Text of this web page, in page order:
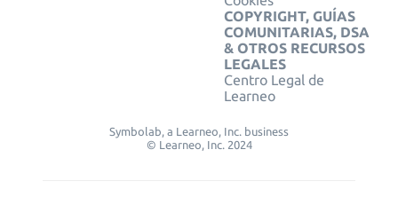
COPYRIGHT, GUÍAS
COMUNITARIAS, DSA
& OTROS RECURSOS
LEGALES
Centro Legal de
Learneo
Symbolab, a Learneo, Inc. business
© Learneo, Inc. 2024